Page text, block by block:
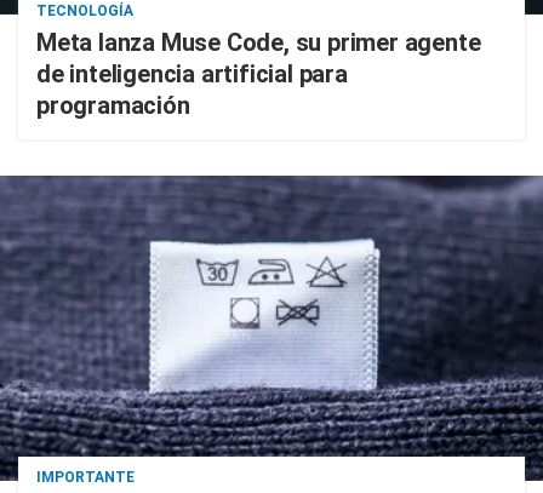
TECNOLOGÍA
Meta lanza Muse Code, su primer agente
de inteligencia artificial para
programación
IMPORTANTE